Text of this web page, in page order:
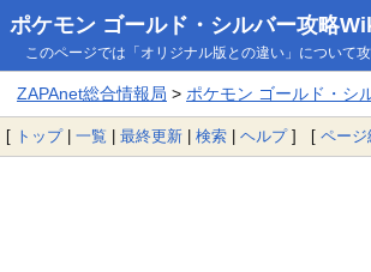
ポケモン ゴールド・シルバー攻略
このページでは「オリジナル版との違い」について攻
ZAPAnet総合情報局 > ポケモン ゴールド・シ
[ トップ| 一覧 | 最終更新 | 検索 | ヘルプ] [ ページ